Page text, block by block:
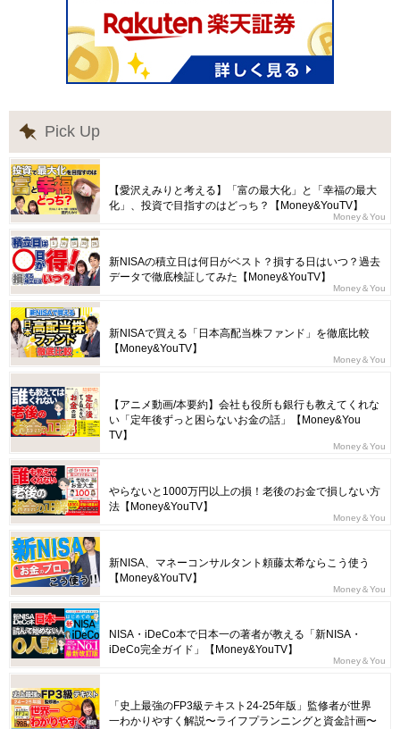
Pick Up
【愛沢えみりと考える】「富の最大化」と「幸福の最大
化」、投資で目指すのはどっち？【Money&YouTV】
Money＆You
新NISAの積立日は何日がベスト？損する日はいつ？過去
データで徹底検証してみた【Money&YouTV】
Money＆You
新NISAで買える「日本高配当株ファンド」を徹底比較
【Money&YouTV】
Money＆You
【アニメ動画/本要約】会社も役所も銀行も教えてくれな
い「定年後ずっと困らないお金の話」【Money&You
TV】
Money＆You
やらないと1000万円以上の損！老後のお金で損しない方
法【Money&YouTV】
Money＆You
新NISA、マネーコンサルタント頼藤太希ならこう使う
【Money&YouTV】
Money＆You
NISA・iDeCo本で日本一の著者が教える「新NISA・
iDeCo完全ガイド」【Money&YouTV】
Money＆You
「史上最強のFP3級テキスト24-25年版」監修者が世界
一わかりやすく解説〜ライフプランニングと資金計画〜